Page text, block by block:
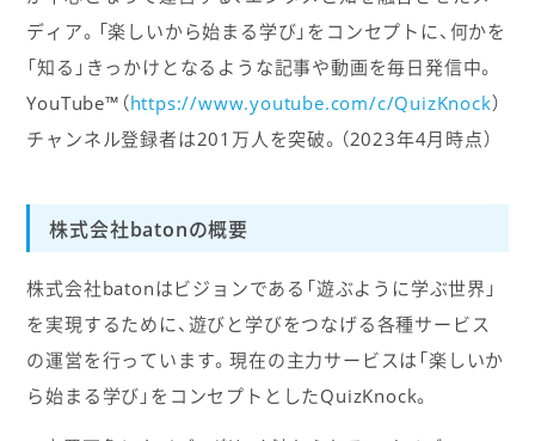
ディア。「楽しいから始まる学び」をコンセプトに、何かを
「知る」きっかけとなるような記事や動画を毎日発信中。
YouTube™（https://www.youtube.com/c/QuizKnock）
チャンネル登録者は201万人を突破。（2023年4月時点）
株式会社batonの概要
株式会社batonはビジョンである「遊ぶように学ぶ世界」
を実現するために、遊びと学びをつなげる各種サービス
の運営を行っています。現在の主力サービスは「楽しいか
ら始まる学び」をコンセプトとしたQuizKnock。